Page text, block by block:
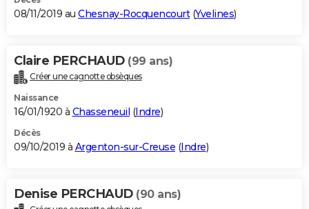
08/11/2019 au Chesnay-Rocquencourt(Yvelines)
Claire PERCHAUD (99 ans)
Créer une cagnotte obsèques
Naissance
16/01/1920 à Chasseneuil (Indre)
Décès
09/10/2019 à Argenton-sur-Creuse (Indre)
Denise PERCHAUD (90 ans)